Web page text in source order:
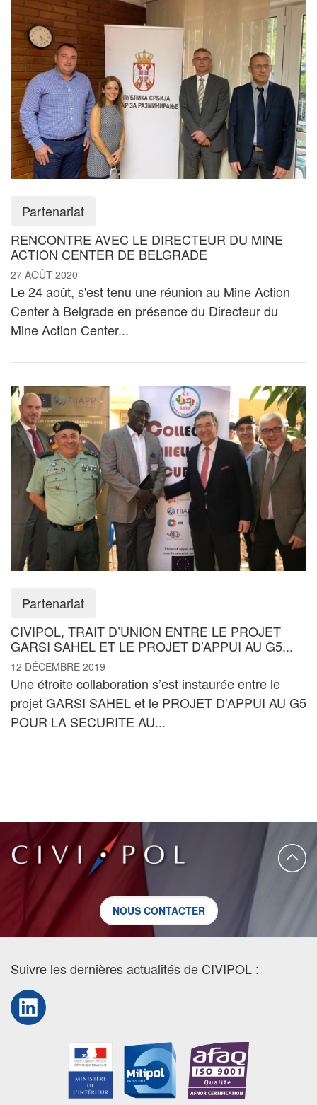
Partenariat
RENCONTRE AVEC LE DIRECTEUR DU MINE
ACTION CENTER DE BELGRADE
27 AOÛT 2020
Le 24 août, s'est tenu une réunion au Mine Action
Center à Belgrade en présence du Directeur du
Mine Action Center...
Partenariat
CIVIPOL, TRAIT D’UNION ENTRE LE PROJET
GARSI SAHEL ET LE PROJET D’APPUI AU G5...
12 DÉCEMBRE 2019
Une étroite collaboration s’est instaurée entre le
projet GARSI SAHEL et le PROJET D’APPUI AU G5
POUR LA SECURITE AU...
NOUS CONTACTER
Suivre les dernières actualités de CIVIPOL :
LinkedIn